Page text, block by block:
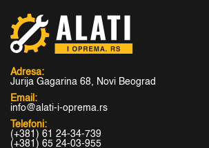
Adresa:
Jurija Gagarina 68, Novi Beograd
Email:
info@alati-i-oprema.rs
Telefoni:
(+381) 61 24-34-739
(+381) 65 24-03-955